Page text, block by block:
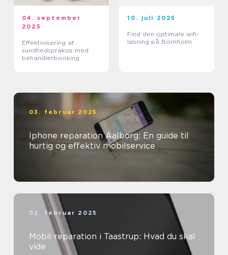
04. september
2025
Effektivisering af
sundhedspraksis med
behandlerbooking
10. juli 2025
Find den optimale wifi-
løsning på Bornholm
03. februar 2025
Iphone reparation Aalborg: En guide til
hurtig og effektiv mobilservice
02. februar 2025
Mobil reparation i Taastrup: Hvad du skal
vide